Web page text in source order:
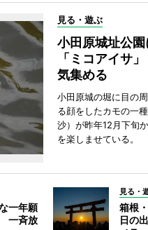
見る・遊ぶ
小田原城址公
「ミコアイサ
気集める
小田原城の堀に目の
る顔をしたカモの一
沙）が昨年12月下旬
を楽しませている。
一年願
一斉放
見る・
箱根
日の